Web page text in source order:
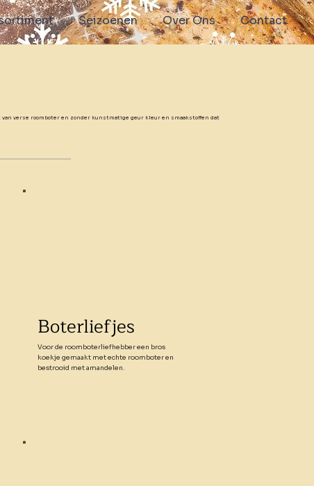
Seizoenen Over Ons Contact
verse roomboter en zonder kunstmatige geur kleur en smaakstoffen dat
Boterliefjes
Voor de roomboterliefhebber een bros
koekje gemaakt met echte roomboter en
bestrooid met amandelen.